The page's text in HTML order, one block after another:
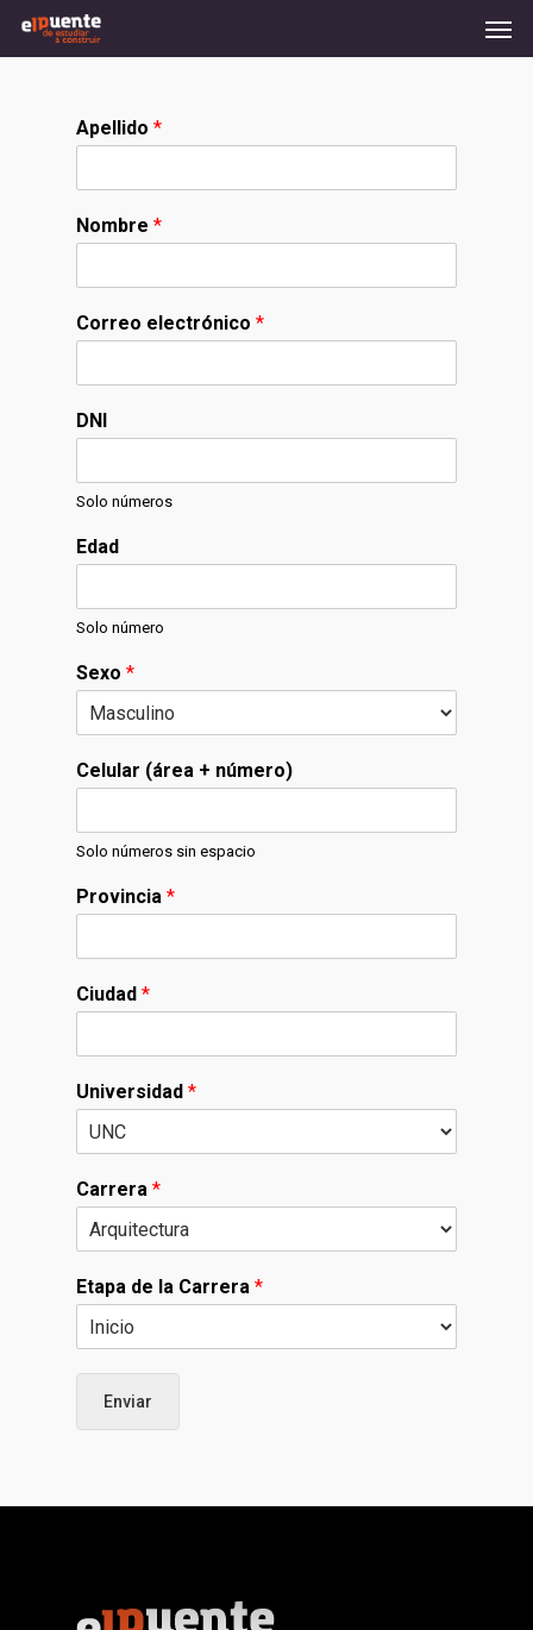
Apellido *
Nombre *
Correo electrónico *
DNI
Solo números
Edad
Solo número
Sexo *
Celular (área + número)
Solo números sin espacio
Provincia *
Ciudad *
Universidad *
Carrera *
Etapa de la Carrera *
Enviar